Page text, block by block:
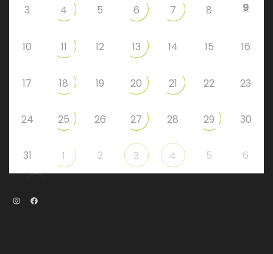
3 4 5 6 7 8 9
10 11 12 13 14 15 16
17 18 19 20 21 22 23
24 25 26 27 28 29 30
31 1 2 3 4 5 6